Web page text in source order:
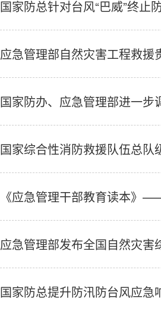
应急管理部自然灾害工程救援
国家防办、应急管理部进一步
国家综合性消防救援队伍总
《应急管理干部教育读本》
应急管理部发布全国自然灾害
国家防总提升防汛防台风应